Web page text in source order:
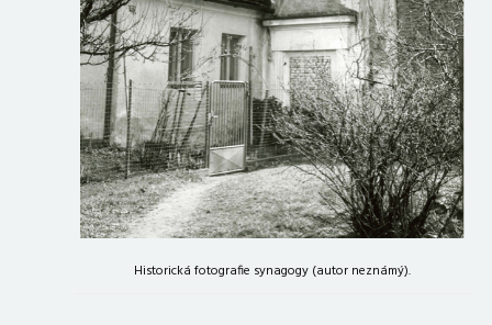
Historická fotografie synagogy (autor neznámý).